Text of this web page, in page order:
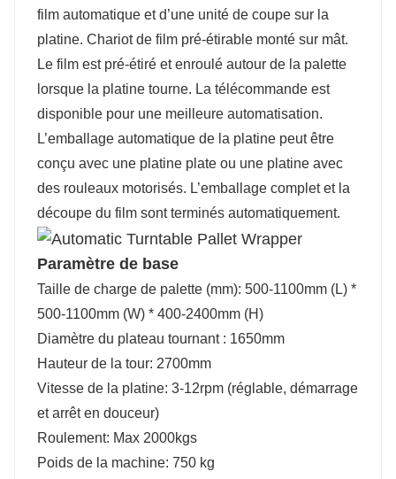
film automatique et d’une unité de coupe sur la
platine. Chariot de film pré-étirable monté sur mât.
Le film est pré-étiré et enroulé autour de la palette
lorsque la platine tourne. La télécommande est
disponible pour une meilleure automatisation.
L’emballage automatique de la platine peut être
conçu avec une platine plate ou une platine avec
des rouleaux motorisés. L’emballage complet et la
découpe du film sont terminés automatiquement.
Paramètre de base
Taille de charge de palette (mm): 500-1100mm (L) *
500-1100mm (W) * 400-2400mm (H)
Diamètre du plateau tournant : 1650mm
Hauteur de la tour: 2700mm
Vitesse de la platine: 3-12rpm (réglable, démarrage
et arrêt en douceur)
Roulement: Max 2000kgs
Poids de la machine: 750 kg